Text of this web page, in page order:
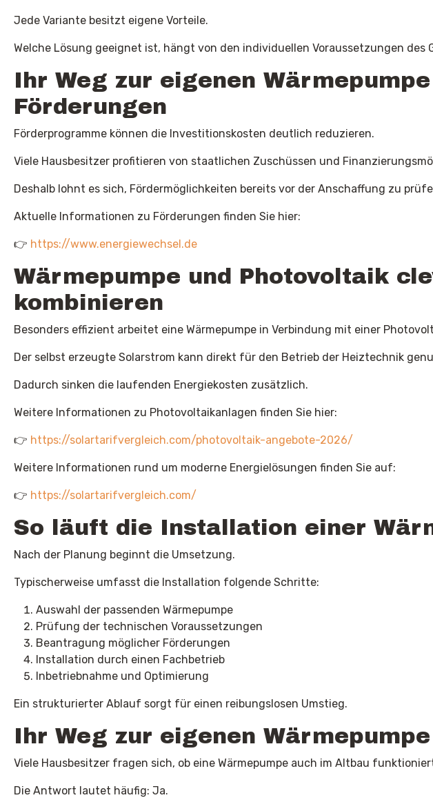
Jede Variante besitzt eigene Vorteile.
Welche Lösung geeignet ist, hängt von den individuellen Voraussetzungen des
Ihr Weg zur eigenen
Förderungen
Förderprogramme können die Investitionskosten deutlich reduzieren.
Viele Hausbesitzer profitieren von staatlichen Zuschüssen und
Deshalb lohnt es sich, Fördermöglichkeiten bereits vor der Anschaffung zu
Aktuelle Informationen zu Förderungen finden Sie hier:
👉 https://www.energiewechsel.de
Wärmepumpe und Photovoltaik
kombinieren
Besonders effizient arbeitet eine Wärmepumpe in Verbindung mit einer
Der selbst erzeugte Solarstrom kann direkt für den Betrieb der Heiztechnik
Dadurch sinken die laufenden Energiekosten zusätzlich.
Weitere Informationen zu Photovoltaikanlagen finden Sie hier:
👉 https://solartarifvergleich.com/photovoltaik-angebote-2026/
Weitere Informationen rund um moderne Energielösungen finden Sie auf:
👉 https://solartarifvergleich.com/
So läuft die Installation einer
Nach der Planung beginnt die Umsetzung.
Typischerweise umfasst die Installation folgende Schritte:
Auswahl der passenden Wärmepumpe
Prüfung der technischen Voraussetzungen
Beantragung möglicher Förderungen
Installation durch einen Fachbetrieb
Inbetriebnahme und Optimierung
Ein strukturierter Ablauf sorgt für einen reibungslosen Umstieg.
Ihr Weg zur eigenen
Viele Hausbesitzer fragen sich, ob eine Wärmepumpe auch im Altbau
Die Antwort lautet häufig: Ja.